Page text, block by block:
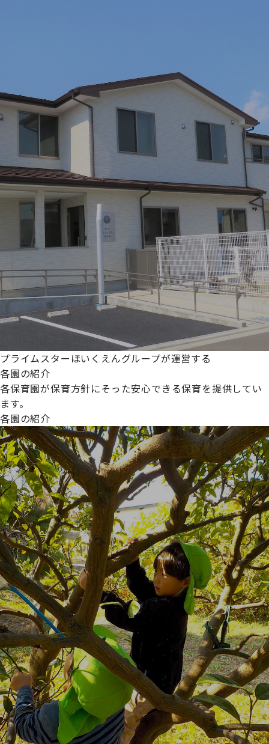
プライムスターほいくえんグループが運営する
各園の紹介
各保育園が保育方針にそった安心できる保育を提供してい
ます。
各園の紹介